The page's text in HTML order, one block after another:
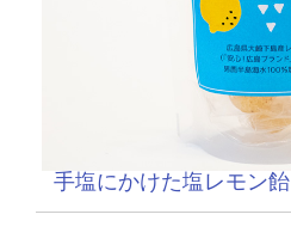
手塩にかけた塩レモン飴